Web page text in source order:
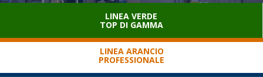
LINEA VERDE
TOP DI GAMMA
LINEA ARANCIO
PROFESSIONALE